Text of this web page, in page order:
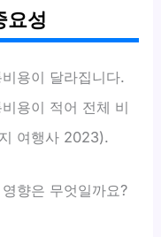
요성
용이 달라집니다.
용이 적어 전체 비
여행사 2023).
향은 무엇일까요?